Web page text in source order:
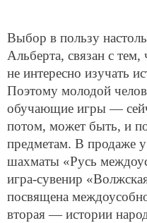
Выбор в пользу
Альберта, связан с
не интересно изучать
Поэтому молодой
обучающие игры —
потом, может быть, и
предметам. В продаже
шахматы «Русь
игра-сувенир
посвящена
вторая — истории